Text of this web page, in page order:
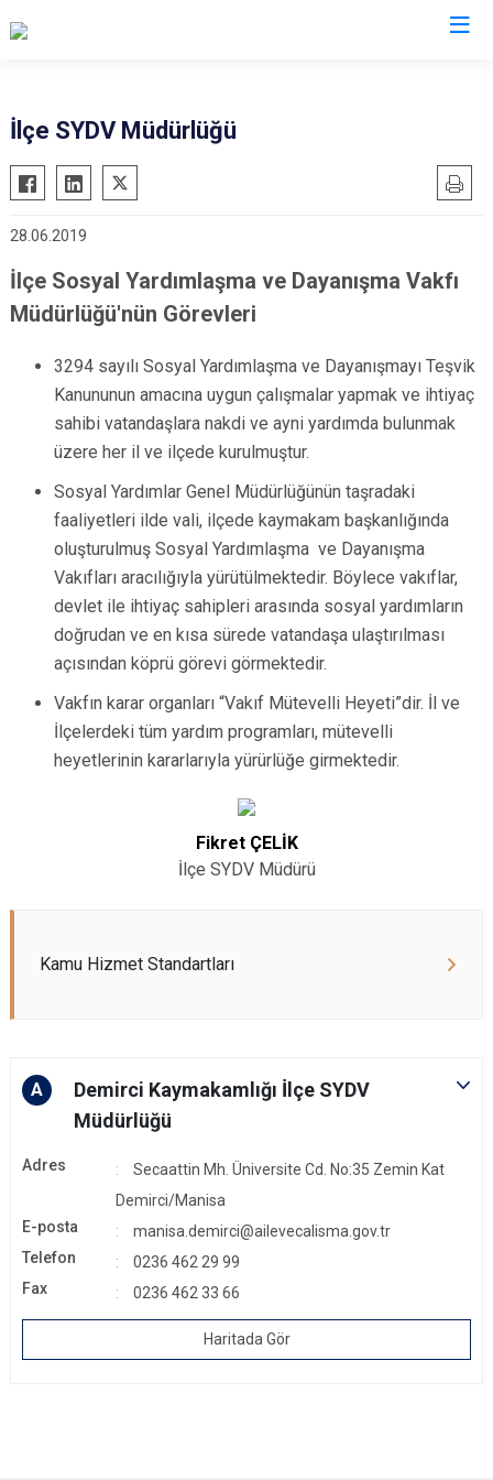
Ahmetli
Akhisar
Alaşehir
Demirci
Gölmarmara
Kırkağaç
Köprübaşı
Selendi
Şehzadeler
Yunusemre
İlçe SYDV Müdürlüğü
28.06.2019
İlçe Sosyal Yardımlaşma ve Dayanışma Vakfı
Müdürlüğü'nün Görevleri
3294 sayılı Sosyal Yardımlaşma ve Dayanışmayı Teşvik
Kanununun amacına uygun çalışmalar yapmak ve ihtiyaç
sahibi vatandaşlara nakdi ve ayni yardımda bulunmak
üzere her il ve ilçede kurulmuştur.
Sosyal Yardımlar Genel Müdürlüğünün taşradaki
faaliyetleri ilde vali, ilçede kaymakam başkanlığında
oluşturulmuş Sosyal Yardımlaşma ve Dayanışma
Vakıfları aracılığıyla yürütülmektedir. Böylece vakıflar,
devlet ile ihtiyaç sahipleri arasında sosyal yardımların
doğrudan ve en kısa sürede vatandaşa ulaştırılması
açısından köprü görevi görmektedir.
Vakfın karar organları “Vakıf Mütevelli Heyeti”dir. İl ve
İlçelerdeki tüm yardım programları, mütevelli
heyetlerinin kararlarıyla yürürlüğe girmektedir.
Fikret ÇELİK
İlçe SYDV Müdürü
Kamu Hizmet Standartları
A
Demirci Kaymakamlığı İlçe SYDV
Müdürlüğü
Adres
Secaattin Mh. Üniversite Cd. No:35 Zemin Kat
Demirci/Manisa
E-posta
manisa.demirci@ailevecalisma.gov.tr
Telefon
0236 462 29 99
Fax
0236 462 33 66
Haritada Gör